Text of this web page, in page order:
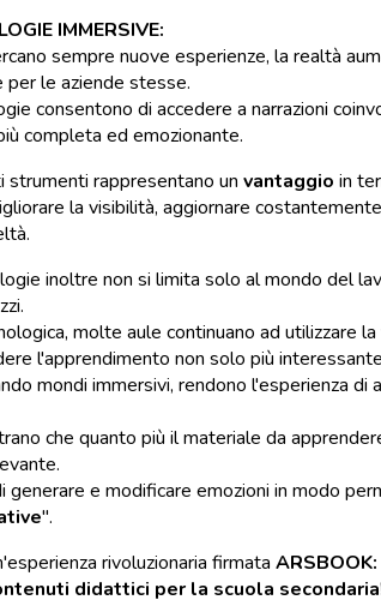
IMMERSIVE:
sempre nuove esperienze, la realtà
per le aziende stesse.
consentono di accedere a narrazioni
completa ed emozionante.
strumenti rappresentano un vantaggio in
la visibilità, aggiornare
inoltre non si limita solo al mondo del
molte aule continuano ad utilizzare
l'apprendimento non solo più
mondi immersivi, rendono l'esperienza
che quanto più il materiale da
generare e modificare emozioni in modo
".
rivoluzionaria firmata
didattici per la scuola